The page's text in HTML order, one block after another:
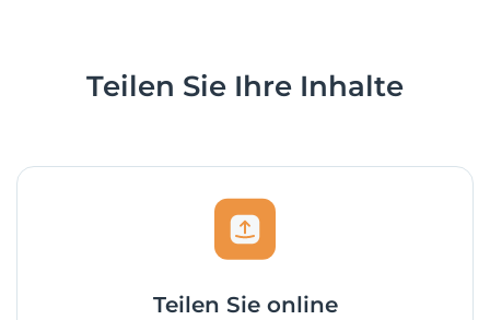
Teilen Sie Ihre Inhalte
Teilen Sie online